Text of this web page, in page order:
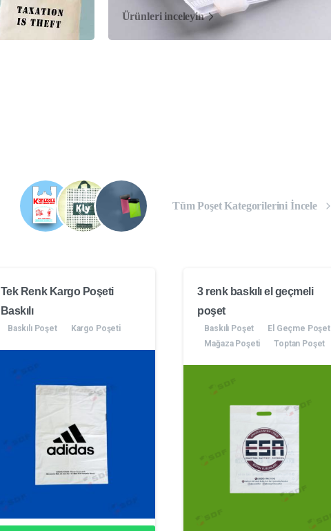
Ürünleri inceleyin
Tüm Poşet Kategorilerini İncele
Tek Renk Kargo Poşeti
Baskılı
Baskılı Poşet Kargo Poşeti
3 renk baskılı el geçmeli
poşet
Baskılı Poşet
El Geçme Poşet
Mağaza Poşeti
Toptan Poşet